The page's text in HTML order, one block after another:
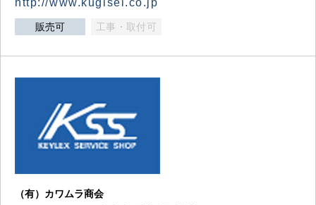
http://www.kugisei.co.jp
販売可 工事・取付可
（有）カワムラ商会